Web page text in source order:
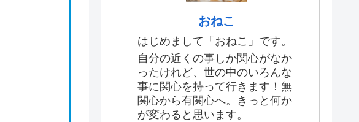
おねこ
はじめまして「おねこ」です。
自分の近くの事しか関心がなか
ったけれど、世の中のいろんな
事に関心を持って行きます！無
関心から有関心へ。きっと何か
が変わると思います。